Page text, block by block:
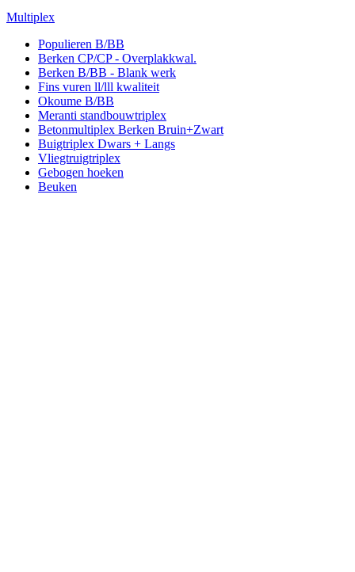
Multiplex
Populieren B/BB
Berken CP/CP - Overplakkwal.
Berken B/BB - Blank werk
Fins vuren ll/lll kwaliteit
Okoume B/BB
Meranti standbouwtriplex
Betonmultiplex Berken Bruin+Zwart
Buigtriplex Dwars + Langs
Vliegtruigtriplex
Gebogen hoeken
Beuken